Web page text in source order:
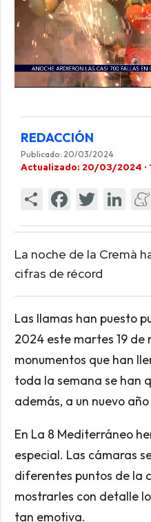
REDACCIÓN
Publicado: 20/03/2024
Actualizado: 20/03/2024 ·
La noche de la Cremà
cifras de récord
Las llamas han puesto
2024 este martes 19 de
monumentos que han
toda la semana se han
además, a un nuevo
En La 8 Mediterráneo
especial. Las cámaras
diferentes puntos de la
mostrarles con detalle
tan emotiva.